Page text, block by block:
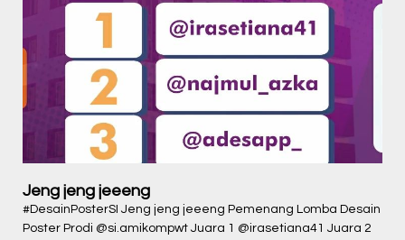
Jeng jeng jeeeng
#DesainPosterSI Jeng jeng jeeeng Pemenang Lomba Desain
Poster Prodi @si.amikompwt Juara 1 @irasetiana41 Juara 2